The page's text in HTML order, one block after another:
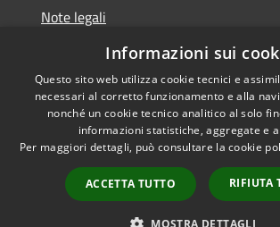
Note legali
Dichiarazione di accessibilità
Accessibilità
Copyright
Cassano
Informazioni sui
Questo sito web utilizza cookie tecnici e
necessari al corretto funzionamento e alla
nonché un cookie tecnico analitico al solo
informazioni statistiche, aggregate e
Per maggiori dettagli, può consultare la cookie
ACCETTA TUTTO RIFIUTA
MOSTRA DETTAGLI